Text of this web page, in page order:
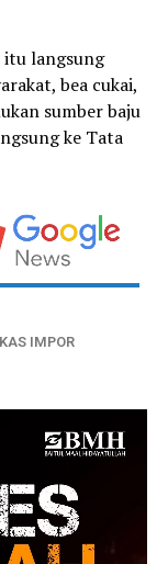
itu langsung
bea cukai,
sumber baju
ke Tata
IMPOR